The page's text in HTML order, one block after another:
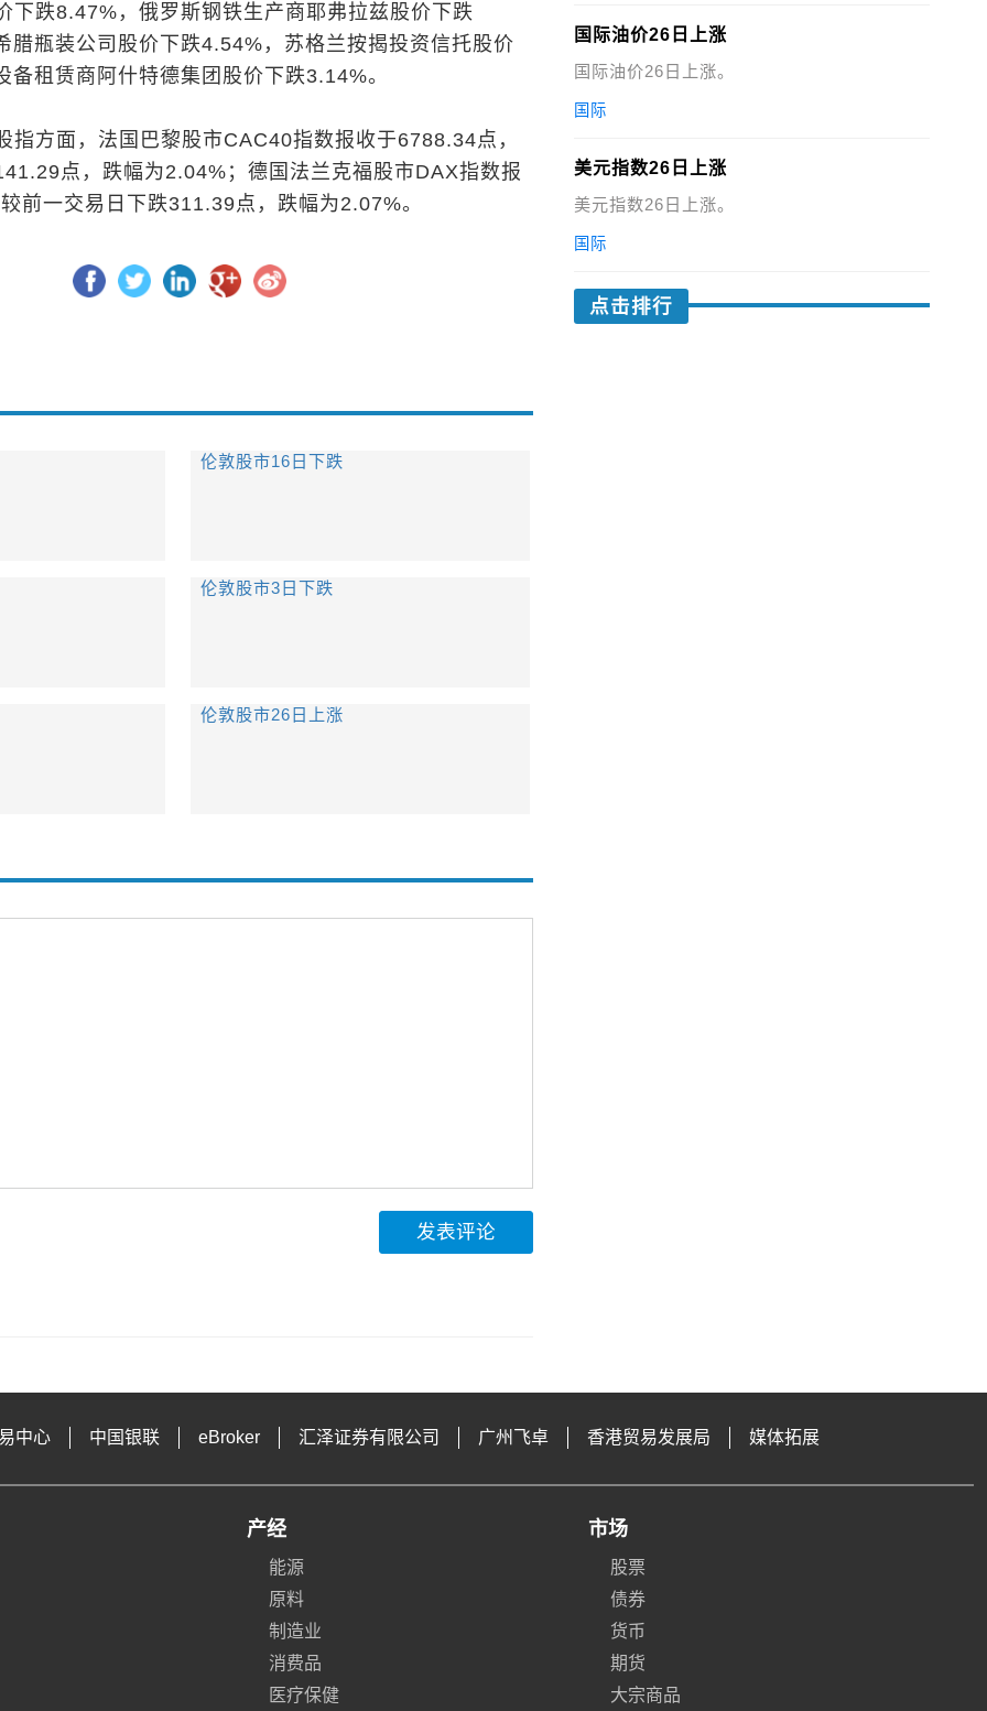
下跌8.47%，俄罗斯钢铁生产商耶弗拉兹股价下跌
腊瓶装公司股价下跌4.54%，苏格兰按揭投资信托股价
备租赁商阿什特德集团股价下跌3.14%。
指方面，法国巴黎股市CAC40指数报收于6788.34点，
点，跌幅为2.04%；德国法兰克福股市DAX指数报
前一交易日下跌311.39点，跌幅为2.07%。
伦敦股市16日下跌
伦敦股市3日下跌
伦敦股市26日上涨
发表评论
国际油价26日上涨
国际油价26日上涨。
国际
美元指数26日上涨
美元指数26日上涨。
国际
点击排行
中心 中国银联 eBroker 汇泽证券有限公司 广州飞卓 香港贸易发展局 媒体拓展
产经
能源
原料
制造业
消费品
医疗保健
市场
股票
债券
货币
期货
大宗商品